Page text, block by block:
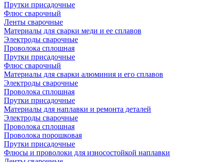
Прутки присадочные
Флюс сварочный
Ленты сварочные
Материалы для сварки меди и ее сплавов
Электроды сварочные
Проволока сплошная
Прутки присадочные
Флюс сварочный
Материалы для сварки алюминия и его сплавов
Электроды сварочные
Проволока сплошная
Прутки присадочные
Материалы для наплавки и ремонта деталей
Электроды сварочные
Проволока сплошная
Проволока порошковая
Прутки присадочные
Флюсы и проволоки для износостойкой наплавки